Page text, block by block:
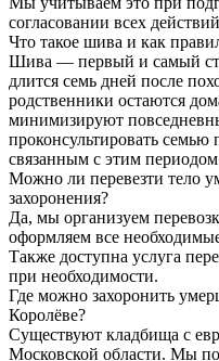
согласовании всех
Что такое шива и как
Шива — первый и самый
длится семь дней после
родственники остаются
минимизируют
проконсультировать
связанным с этим
Можно ли перевезти тело
захоронения?
Да, мы организуем
оформляем все
Также доступна услуга
при необходимости.
Где можно захоронить
Королёве?
Существуют кладбища с
Московской области. Мы